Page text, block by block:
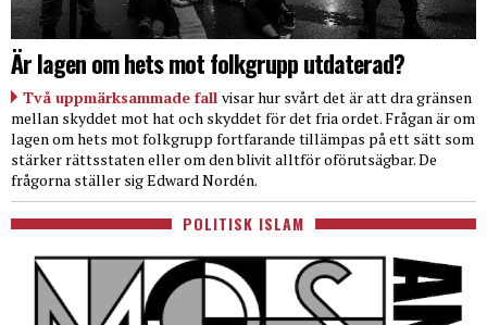
Är lagen om hets mot folkgrupp utdaterad?
Två uppmärksammade fall visar hur svårt det är att dra gränsen
mellan skyddet mot hat och skyddet för det fria ordet. Frågan är om
lagen om hets mot folkgrupp fortfarande tillämpas på ett sätt som
stärker rättsstaten eller om den blivit alltför oförutsägbar. De
frågorna ställer sig Edward Nordén.
POLITISK ISLAM